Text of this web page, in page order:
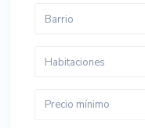
Barrio
Habitaciones